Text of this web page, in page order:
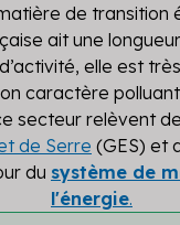
du bâtiment
de transition
ait une
elle est
caractère
secteur relèvent
de Serre (GES) et
du système de
l'énergie.